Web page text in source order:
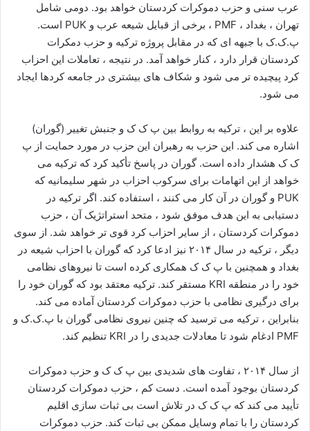
عرب سنی و حزب دموکرات کردستان خواهد بود. دومی شامل
تهران ، بغداد ، PMF ، برخی از قبایل شیعه عرب و PUK است.
پ.ک.ک با جبهه ای که در مقابل پروژه ترکیه و حزب دمکرات
کردستان قرار دارد ، کنار خواهد آمد. در نتیجه ، تعاملات این احزاب
کرد پیچیده تر می شود و شکاف های بیشتری در جامعه کردها ایجاد
می شود.
علاوه بر این ، ترکیه به روابط بین پ ک ک و جنبش تغییر (گوران)
اشاره می کند. این حزب به رهبران این حزب در مورد حمایت از پ
ک ک هشدار داده است. گوران در پاسخ تأکید کرد که ترکیه می
خواهد از این اتهامات برای سرکوب احزاب در شهر سلیمانیه که
PUK و گوران در آن کار می کنند ، استفاده کند. اگر ترکیه در
دستیابی به این هدف موفق شود ، متحد استراتژیک آن ، حزب
دموکرات کردستان ، از سایر احزاب کرد قوی تر خواهد شد. از سوی
دیگر ، ترکیه در سال ۲۰۱۴ نیز ادعا کرد که گوران با احزاب شیعه در
بغداد و همچنین با پ ک ک همکاری کرده است تا نیروهای نظامی
خود را در منطقه KRI مستقر کند. ترکیه معتقد بود که گوران خود را
برای درگیری نظامی با حزب دموکرات کردستان آماده می کند.
بنابراین ، ترکیه می ترسید که چنین نیروی نظامی گوران با پ.ک.ک و
PMF ادغام شود تا معادلات جدیدی را در KRI تنظیم کند.
از سال ۲۰۱۴ ، تفاوت های شدیدی بین پ ک ک و حزب دموکرات
کردستان بوجود آمده است. دست کم ، حزب دموکرات کردستان
تأیید می کند که پ ک ک در تلاش است بی ثبات سازی اقلیم
کردستان را با تمام وسایل ممکن بی ثبات کند. حزب دموکرات